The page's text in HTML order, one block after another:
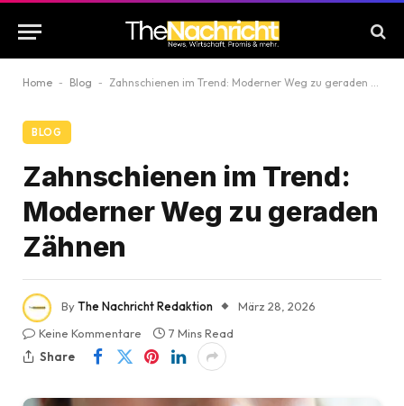
Home - Blog - Zahnschienen im Trend: Moderner Weg zu geraden Zähnen
BLOG
Zahnschienen im Trend:
Moderner Weg zu geraden
Zähnen
ByThe Nachricht Redaktion
März 28, 2026
Keine Kommentare
7 Mins Read
Share